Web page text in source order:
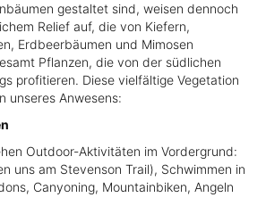
gestaltet sind, weisen dennoch
Relief auf, die von Kiefern,
Erdbeerbäumen und Mimosen
Pflanzen, die von der südlichen
profitieren. Diese vielfältige Vegetation
unseres Anwesens:
Outdoor-Aktivitäten im Vordergrund:
uns am Stevenson Trail), Schwimmen in
Canyoning, Mountainbiken, Angeln